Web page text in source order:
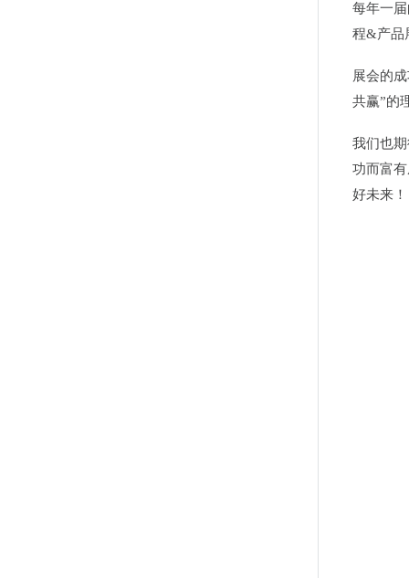
每年一
程&产品
展会的
共赢”的
我们也
功而富
好未来！